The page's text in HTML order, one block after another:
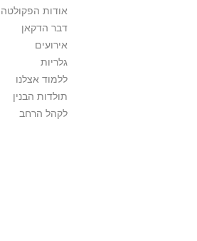
אודות הפקולטה
דבר הדקאן
אירועים
גלריות
ללמוד אצלנו
תולדות הבנין
לקהל הרחב